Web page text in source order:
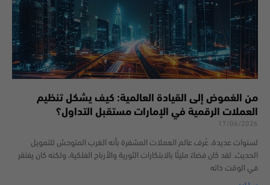
من الغموض إلى القيادة العالمية: كيف يشكل تنظيم
العملات الرقمية في الإمارات مستقبل التداول؟
17/06/2026
لسنوات عديدة، عُرف عالم العملات المشفرة بأنه الغرب المتوحش للتمويل
الحديث. لقد كان فضاءً مليئًا بالابتكارات الثورية والأرباح الفلكية، ولكنه كان يفتقر
في الوقت ذاته